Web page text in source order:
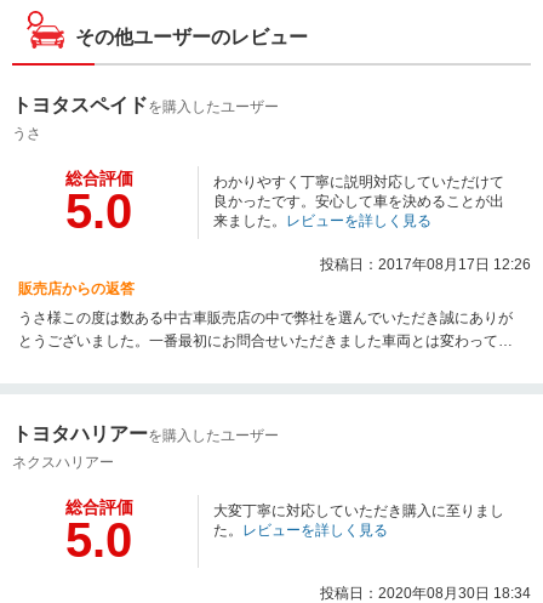
その他ユーザーのレビュー
トヨタスペイドを購入したユーザー
うさ
総合評価
5.0
わかりやすく丁寧に説明対応していただけて
良かったです。安心して車を決めることが出
来ました。 レビューを詳しく見る
投稿日：2017年08月17日 12:26
販売店からの返答
うさ様この度は数ある中古車販売店の中で弊社を選んでいただき誠にありが
とうございました。一番最初にお問合せいただきました車両とは変わってし
ムーズにできたのはうさ様のご協力があったからだと思います。感謝してお
トヨタハリアーを購入したユーザー
ネクスハリアー
総合評価
5.0
大変丁寧に対応していただき購入に至りまし
た。 レビューを詳しく見る
投稿日：2020年08月30日 18:34